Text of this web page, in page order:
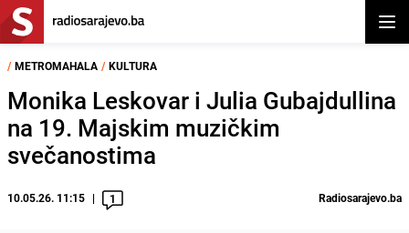
/ METROMAHALA / KULTURA
Monika Leskovar i Julia Gubajdullina
na 19. Majskim muzičkim
svečanostima
10.05.26. 11:15 1 Radiosarajevo.ba